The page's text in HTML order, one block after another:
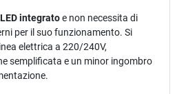
LED integratoe non necessita di
per il suo funzionamento. Si
elettrica a 220/240V,
semplificata e un minor ingombro